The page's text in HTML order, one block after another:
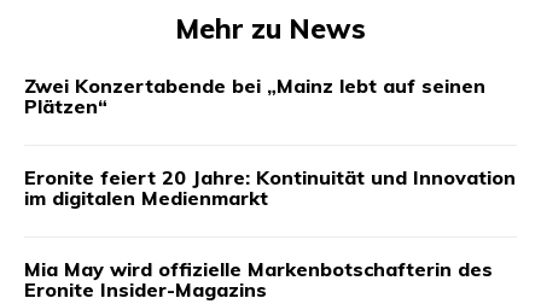
Mehr zu News
Zwei Konzertabende bei „Mainz lebt auf seinen
Plätzen“
Eronite feiert 20 Jahre: Kontinuität und Innovation
im digitalen Medienmarkt
Mia May wird offizielle Markenbotschafterin des
Eronite Insider-Magazins